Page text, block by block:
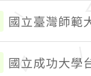
國立臺灣師範
國立成功大學